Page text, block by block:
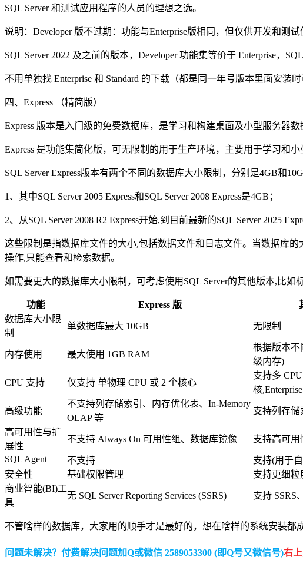
SQL Server 和测试应用程序的人员的理想之选。
说明：Developer 版不过期：功能与Enterprise版相同，但仅供开发和测试
SQL Server 2022 及之前的版本，Developer 功能集等价于 Enterprise，
不用单独找 Enterprise 和 Standard 的下载（都是同一年号版本里面安
四、Express （精简版）
Express 版本是入门级的免费数据库，是学习和构建桌面及小型服务器
Express 是功能集简化版，可无限制的用于生产环境，主要用于学习和小
SQL Server Express版本有两个不同的数据库大小限制，分别是4GB和
1、其中SQL Server 2005 Express和SQL Server 2008 Express是4GB；
2、从SQL Server 2008 R2 Express开始,到目前最新的SQL Server 2025
这些限制是指数据库文件的大小,包括数据文件和日志文件。当数据库
操作,只能查看和检索数据。
如需要更大的数据库大小限制，可考虑使用SQL Server的其他版本,比
功能 Express 版
数据库大小限
制
单数据库最大 10GB 无限制
内存使用 最大使用 1GB RAM
根据版本不
级内存)
CPU 支持 仅支持 单物理 CPU 或 2 个核心
支持多
核
高级功能
不支持列存储索引、内存优化表、In-Memory
OLAP 等
支持列存
高可用性与扩
展性
不支持 Always On 可用性组、数据库镜像
支持高可
SQL Agent
不支持
支持(用于
安全性
基础权限管理
支持更细粒
商业智能(BI)工
具
无 SQL Server Reporting Services (SSRS) 支持 SSRS
不管啥样的数据库，大家用的顺手才是最好的，想在啥样的系统安装
问题未解决？付费解决问题加Q或微信 2589053300 (即Q号又微信号)右